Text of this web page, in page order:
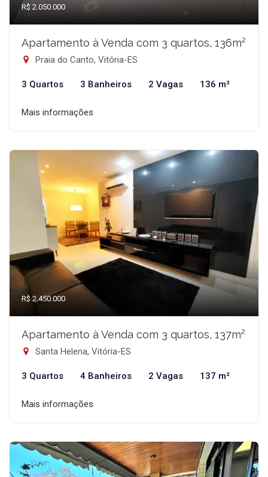
R$ 2.050.000
Apartamento à Venda com 3 quartos, 136m²
Praia do Canto, Vitória-ES
3 Quartos 3 Banheiros 2 Vagas 136 m²
Mais informações
R$ 2.450.000
Apartamento à Venda com 3 quartos, 137m²
Santa Helena, Vitória-ES
3 Quartos 4 Banheiros 2 Vagas 137 m²
Mais informações